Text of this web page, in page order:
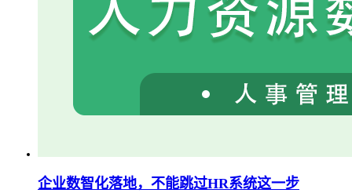
企业数智化落地，不能跳过HR系统这一步